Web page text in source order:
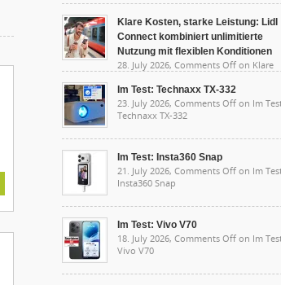
Klare Kosten, starke Leistung: Lidl
Connect kombiniert unlimitierte
Nutzung mit flexiblen Konditionen
28. July 2026, Comments Off on Klare
unlimitierte Nutzung mit flexiblen Konditionen
Im Test: Technaxx TX-332
23. July 2026, Comments Off on Im
Technaxx TX-332
Im Test: Insta360 Snap
21. July 2026, Comments Off on Im
Insta360 Snap
Im Test: Vivo V70
18. July 2026, Comments Off on Im
Vivo V70